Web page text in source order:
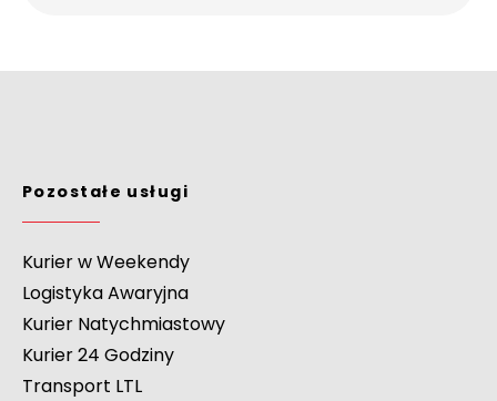
Pozostałe usługi
Kurier w Weekendy
Logistyka Awaryjna
Kurier Natychmiastowy
Kurier 24 Godziny
Transport LTL